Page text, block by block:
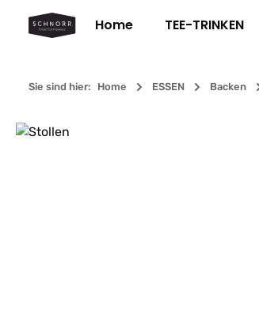
Hauptinhalt springen
Zur Suche springen
Zur Hauptnavigation springen
Home TEE-TRINKEN
Sie sind hier: Home ESSEN Backen
Bildergalerie überspringen